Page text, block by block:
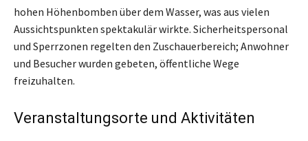
hohen Höhenbomben über dem Wasser, was aus vielen
Aussichtspunkten spektakulär wirkte. Sicherheitspersonal
und Sperrzonen regelten den Zuschauerbereich; Anwohner
und Besucher wurden gebeten, öffentliche Wege
freizuhalten.
Veranstaltungsorte und Aktivitäten